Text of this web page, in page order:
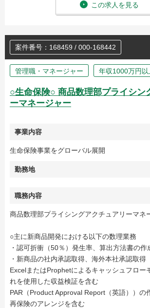
この求人を見る
案件番号：168459 / 000-168442
管理職・マネージャー 年収1000万円以
○生命保険○ 商品数理部プライシン
ーマネージャー
事業内容
生命保険事業をグローバル展開
勤務地
職務内容
商品数理部プライシングアクチュアリーマネ
○主に新商品開発における以下の数理業務
・認可折衝（50％）発生率、算出方法書の作
・新商品の社内承認取得、海外本社承認取得
ExcelまたはProphetによるキャッシュフロー
れを使用した収益検証を含む
PAR（Product Approval Report（英語））の
再保険のアレンジを含む